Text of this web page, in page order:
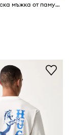
Lacoste тениска мъжка от памук